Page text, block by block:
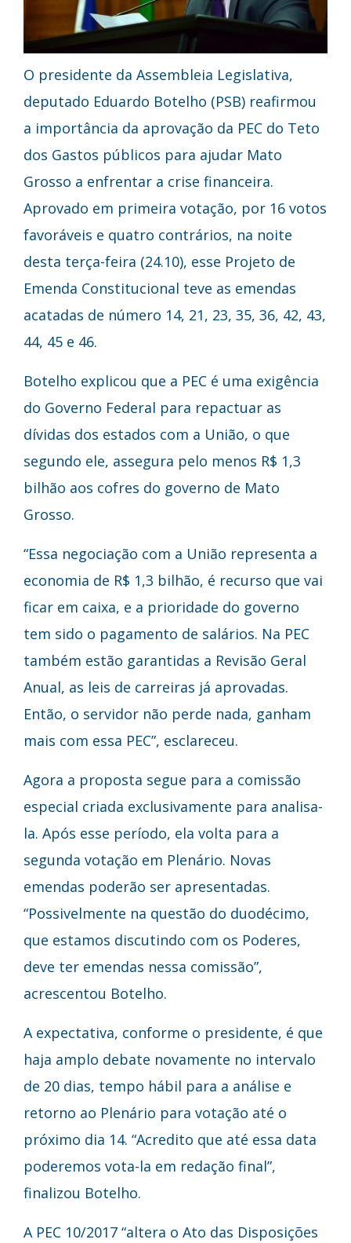
O presidente da Assembleia Legislativa,
deputado Eduardo Botelho (PSB) reafirmou
a importância da aprovação da PEC do Teto
dos Gastos públicos para ajudar Mato
Grosso a enfrentar a crise financeira.
Aprovado em primeira votação, por 16 votos
favoráveis e quatro contrários, na noite
desta terça-feira (24.10), esse Projeto de
Emenda Constitucional teve as emendas
acatadas de número 14, 21, 23, 35, 36, 42, 43,
44, 45 e 46.
Botelho explicou que a PEC é uma exigência
do Governo Federal para repactuar as
dívidas dos estados com a União, o que
segundo ele, assegura pelo menos R$ 1,3
bilhão aos cofres do governo de Mato
Grosso.
“Essa negociação com a União representa a
economia de R$ 1,3 bilhão, é recurso que vai
ficar em caixa, e a prioridade do governo
tem sido o pagamento de salários. Na PEC
também estão garantidas a Revisão Geral
Anual, as leis de carreiras já aprovadas.
Então, o servidor não perde nada, ganham
mais com essa PEC”, esclareceu.
Agora a proposta segue para a comissão
especial criada exclusivamente para analisa-
la. Após esse período, ela volta para a
segunda votação em Plenário. Novas
emendas poderão ser apresentadas.
“Possivelmente na questão do duodécimo,
que estamos discutindo com os Poderes,
deve ter emendas nessa comissão”,
acrescentou Botelho.
A expectativa, conforme o presidente, é que
haja amplo debate novamente no intervalo
de 20 dias, tempo hábil para a análise e
retorno ao Plenário para votação até o
próximo dia 14. “Acredito que até essa data
poderemos vota-la em redação final”,
finalizou Botelho.
A PEC 10/2017 “altera o Ato das Disposições